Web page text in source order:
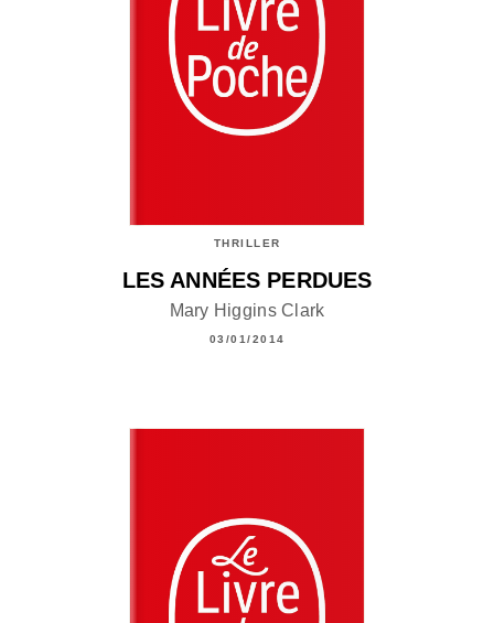
THRILLER
LES ANNÉES PERDUES
Mary Higgins Clark
03/01/2014